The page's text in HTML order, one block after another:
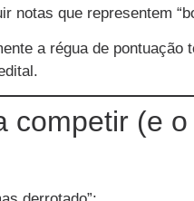
que representem
a régua de pontuação
competir (e